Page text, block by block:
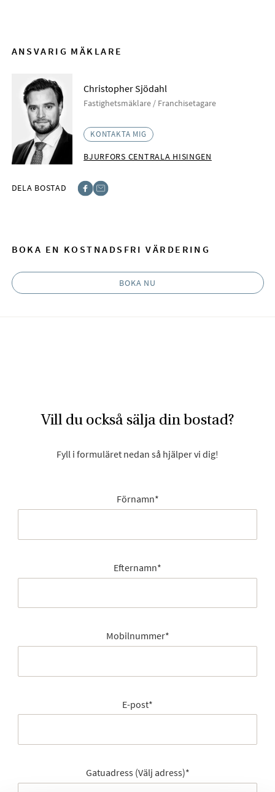
ANSVARIG MÄKLARE
Christopher Sjödahl
Fastighetsmäklare / Franchisetagare
KONTAKTA MIG
BJURFORS CENTRALA HISINGEN
DELA BOSTAD
BOKA EN KOSTNADSFRI VÄRDERING
BOKA NU
Vill du också sälja din bostad?
Fyll i formuläret nedan så hjälper vi dig!
Förnamn*
Efternamn*
Mobilnummer*
E-post*
Gatuadress (Välj adress)*